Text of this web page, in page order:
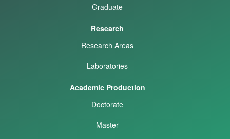
Graduate
Research
Research Areas
Laboratories
Academic Production
Doctorate
Master